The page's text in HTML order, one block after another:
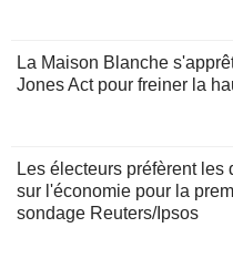
La Maison Blanche
Jones Act pour freiner la
Les électeurs préfèrent
sur l'économie pour la
sondage Reuters/Ipsos